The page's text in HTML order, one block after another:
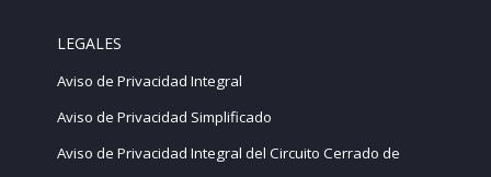
LEGALES
Aviso de Privacidad Integral
Aviso de Privacidad Simplificado
Aviso de Privacidad Integral del Circuito Cerrado de